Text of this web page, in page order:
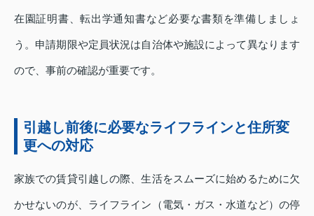
在園証明書、転出学通知書など必要な書類を準備しましょ
う。申請期限や定員状況は自治体や施設によって異なります
ので、事前の確認が重要です。
引越し前後に必要なライフラインと住所変
更への対応
家族での賃貸引越しの際、生活をスムーズに始めるために欠
かせないのが、ライフライン（電気・ガス・水道など）の停